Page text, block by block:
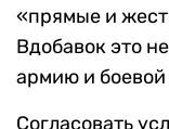
«прямые и
Вдобавок это
армию и боевой
Согласовать